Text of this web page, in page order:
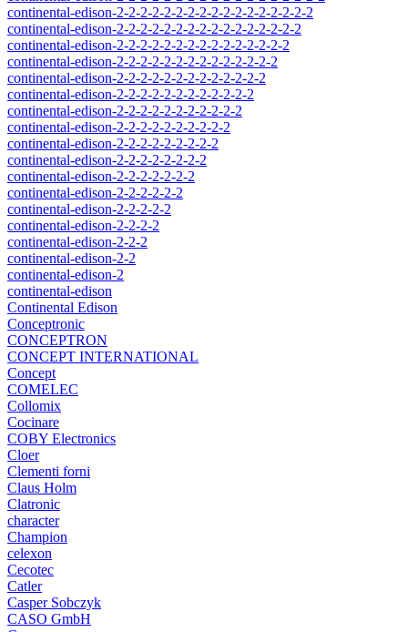
continental-edison-2-2-2-2-2-2-2-2-2-2-2-2-2-2-2-2-2
continental-edison-2-2-2-2-2-2-2-2-2-2-2-2-2-2-2-2
continental-edison-2-2-2-2-2-2-2-2-2-2-2-2-2-2-2
continental-edison-2-2-2-2-2-2-2-2-2-2-2-2-2-2
continental-edison-2-2-2-2-2-2-2-2-2-2-2-2-2
continental-edison-2-2-2-2-2-2-2-2-2-2-2-2
continental-edison-2-2-2-2-2-2-2-2-2-2-2
continental-edison-2-2-2-2-2-2-2-2-2-2
continental-edison-2-2-2-2-2-2-2-2-2
continental-edison-2-2-2-2-2-2-2-2
continental-edison-2-2-2-2-2-2-2
continental-edison-2-2-2-2-2-2
continental-edison-2-2-2-2-2
continental-edison-2-2-2-2
continental-edison-2-2-2
continental-edison-2-2
continental-edison-2
continental-edison
Continental Edison
Conceptronic
CONCEPTRON
CONCEPT INTERNATIONAL
Concept
COMELEC
Collomix
Cocinare
COBY Electronics
Cloer
Clementi forni
Claus Holm
Clatronic
character
Champion
celexon
Cecotec
Catler
Casper Sobczyk
CASO GmbH